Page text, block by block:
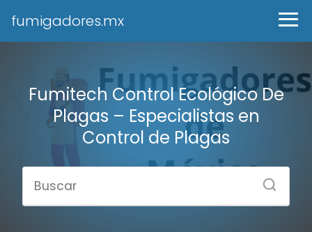
fumigadores.mx
Fumitech Control Ecológico De
Plagas – Especialistas en
Control de Plagas